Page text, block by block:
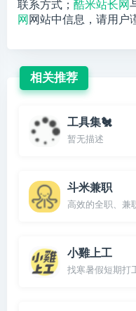
联系方式； 酷米站长网
网 网站中信息，请用户
相关推荐
工具集🐔
暂无描述
斗米兼职
高效的全职、兼
小雞上工
找寒暑假短期打